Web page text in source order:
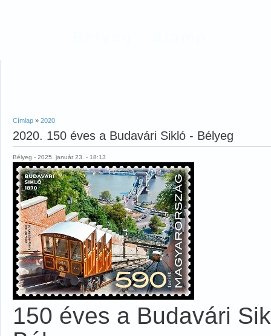
Címlap » 2020
2020. 150 éves a Budavári Sikló - Bélyeg
Bélyeg - 2025. január 23. - 18:13
150 éves a Budavári